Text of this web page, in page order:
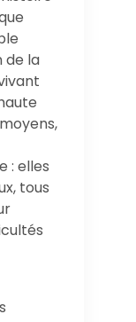
de la
: elles
tous